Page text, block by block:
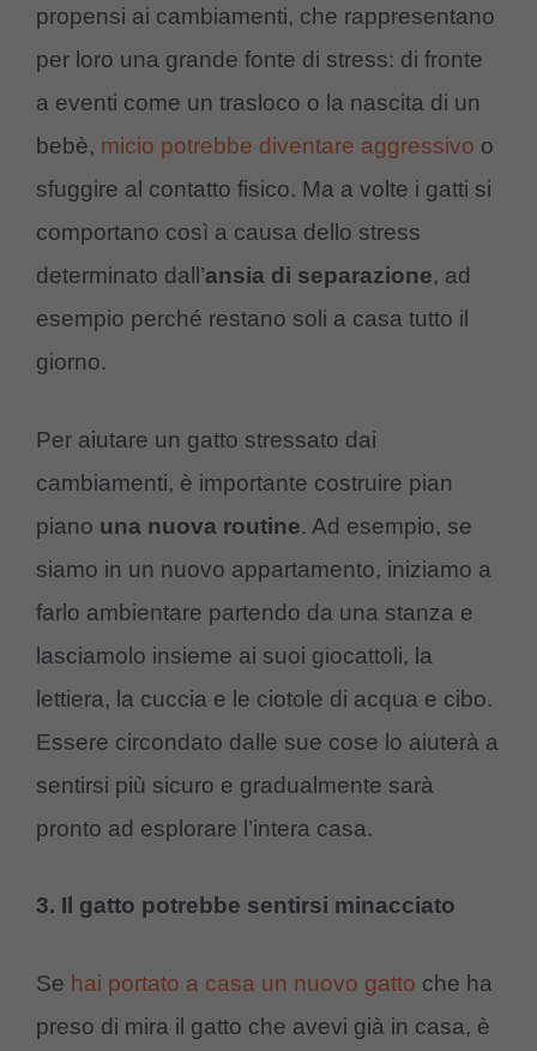
propensi ai cambiamenti, che rappresentano
per loro una grande fonte di stress: di fronte
a eventi come un trasloco o la nascita di un
bebè, micio potrebbe diventare aggressivo o
sfuggire al contatto fisico. Ma a volte i gatti si
comportano così a causa dello stress
determinato dall’ansia di separazione, ad
esempio perché restano soli a casa tutto il
giorno.
Per aiutare un gatto stressato dai
cambiamenti, è importante costruire pian
piano una nuova routine. Ad esempio, se
siamo in un nuovo appartamento, iniziamo a
farlo ambientare partendo da una stanza e
lasciamolo insieme ai suoi giocattoli, la
lettiera, la cuccia e le ciotole di acqua e cibo.
Essere circondato dalle sue cose lo aiuterà a
sentirsi più sicuro e gradualmente sarà
pronto ad esplorare l’intera casa.
3. Il gatto potrebbe sentirsi minacciato
Se hai portato a casa un nuovo gatto che ha
preso di mira il gatto che avevi già in casa, è